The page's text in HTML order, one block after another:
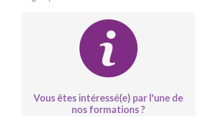
Vous êtes intéressé(e) par l'une de
nos formations ?